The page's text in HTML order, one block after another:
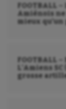
Tir
FOOTBALL
Amiénois
mieux
FOOTBALL –
L’Amiens
grosse